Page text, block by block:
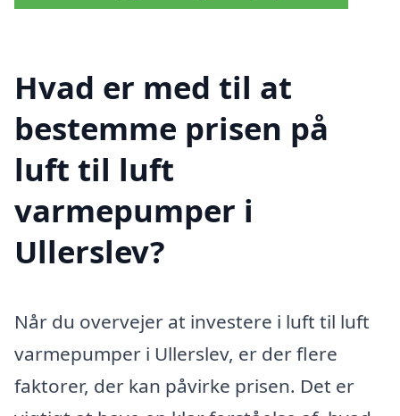
Hvad er med til at
bestemme prisen på
luft til luft
varmepumper i
Ullerslev?
Når du overvejer at investere i luft til luft
varmepumper i Ullerslev, er der flere
faktorer, der kan påvirke prisen. Det er